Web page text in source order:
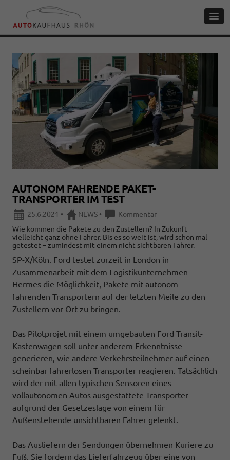
AUTONOM FAHRENDE PAKET-
TRANSPORTER IM TEST
25.6.2021 • NEWS •
Kommentar
Wie kommen die Pakete zu den Zustellern? In Zukunft
vielleicht ganz ohne Fahrer. Bis es so weit ist, wird schon mal
getestet – zumindest mit einem nicht sichtbaren Fahrer.
SP-X/Köln. Ford testet zurzeit in London in
Zusammenarbeit mit dem Logistikunternehmen
Hermes die Möglichkeit, Pakete mit autonom
fahrenden Transportern auf der letzten Meile zu den
Zustellern vor Ort zu bringen.
Das Pilotprojet mit einem umgebauten Ford Transit-
Kastenwagen soll unter anderem Erkenntnisse
generieren, wie andere Verkehrsteilnehmer auf einen
scheinbar fahrerlosen Transporter reagieren. Tatsächlich
wird der mit allen typischen Sensoren eines
vollautonomen Autos ausgestattete Transporter
aufgrund der Gesetzeslage von einem für
Außenstehende unsichtbaren Fahrer gelenkt.
Das Ausliefern der Sendungen übernehmen Kuriere zu
Fuß. Sie fordern das Lieferfahrzeug über eine von